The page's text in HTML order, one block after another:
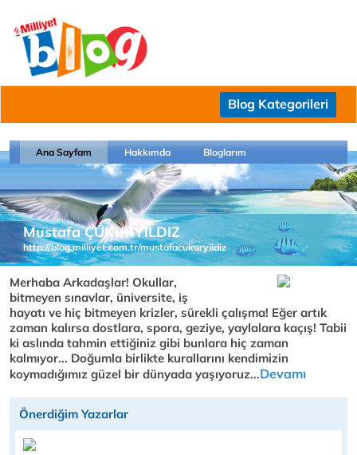
Blog Kategorileri
Ana Sayfam Hakkımda Bloglarım
Mustafa ÇUKURYILDIZ
http://blog.milliyet.com.tr/mustafacukuryildiz
Merhaba Arkadaşlar! Okullar,
bitmeyen sınavlar, üniversite, iş
hayatı ve hiç bitmeyen krizler, sürekli çalışma! Eğer artık
zaman kalırsa dostlara, spora, geziye, yaylalara kaçış! Tabii
ki aslında tahmin ettiğiniz gibi bunlara hiç zaman
kalmıyor... Doğumla birlikte kurallarını kendimizin
koymadığımız güzel bir dünyada yaşıyoruz...Devamı
Önerdiğim Yazarlar